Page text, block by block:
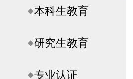
本科生教育
研究生教育
专业认证